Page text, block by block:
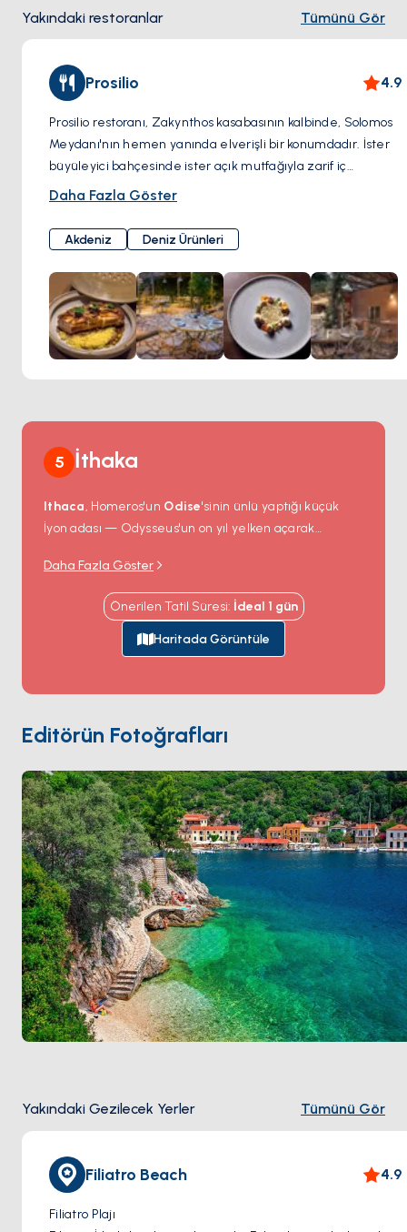
Yakındaki restoranlar Tümünü Gör
Prosilio 4.9
Prosilio restoranı, Zakynthos kasabasının kalbinde, Solomos
Meydanı'nın hemen yanında elverişli bir konumdadır. İster
büyüleyici bahçesinde ister açık mutfağıyla zarif iç
mekanında yemek yemeyi tercih edin, restoranın
yaşatmayı garantiliyor. Yöresel, organik malzemeler, özgün
ve lezzetli yemekler hazırlamak için en kaliteli mutfak
unsurlarıyla uyumlu bir şekilde eşleştirilir. Gastronomik
yolculuğu, özenle seçilmiş bir şarap listesi ve keyifli
kokteyller tamamlar, böylece genel olarak unutulmaz bir
yemek zevki yaşatır.
Daha Fazla Göster
Akdeniz Deniz Ürünleri
5 İthaka
Ithaca, Homeros'un Odise'sinin ünlü yaptığı küçük
İyon adası — Odysseus'un on yıl yelken açarak
adanın dar bel kısmına oyulmuş uzun ve derin bir
körfezin başında yer alıyor; köy kavise pastel neoklasik
evlerle sarılı. Adanın kuzeyiKioniveFrikes'i
barındırıyor; 4 kilometrelik bir boğaz üzerinden
Kefalonia'ya bakan iki küçük balıkçı limanı. Homeros'un
bölgesinde ziyaret edebileceğiniz gerçek bir
mağara. IthacaKefalonia 'dan 30 dakika. Sezon
Mayıs ile Ekimarası açık.
Daha Fazla Göster
Önerilen Tatil Süresi: İdeal 1 gün
Haritada Görüntüle
Editörün Fotoğrafları
Yakındaki Gezilecek Yerler Tümünü Gör
Filiatro Beach 4.9
Filiatro Plajı